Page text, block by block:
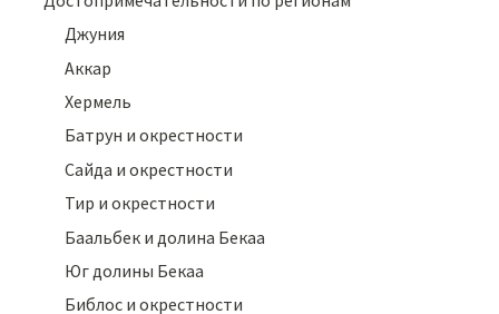
Джуния
Аккар
Хермель
Батрун и окрестности
Сайда и окрестности
Тир и окрестности
Баальбек и долина Бекаа
Юг долины Бекаа
Библос и окрестности